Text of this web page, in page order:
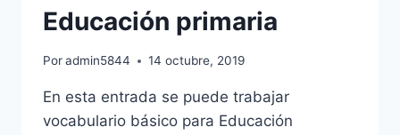
Educación primaria
Poradmin5844 14 octubre, 2019
En esta entrada se puede trabajar
vocabulario básico para Educación